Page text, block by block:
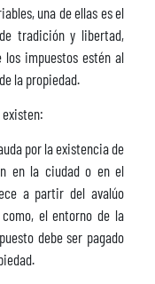
una de ellas es el
tradición y libertad,
impuestos estén al
la propiedad.
existen:
por la existencia de
en la ciudad o en el
a partir del avalúo
el entorno de la
debe ser pagado